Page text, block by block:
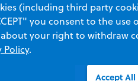
para
con
Categorías de
(including third party
you consent to the
your right to withdraw
Policy.
Accept All